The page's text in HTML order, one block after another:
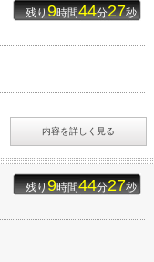
残り9時間44分27秒
内容を詳しく見る
残り9時間44分27秒